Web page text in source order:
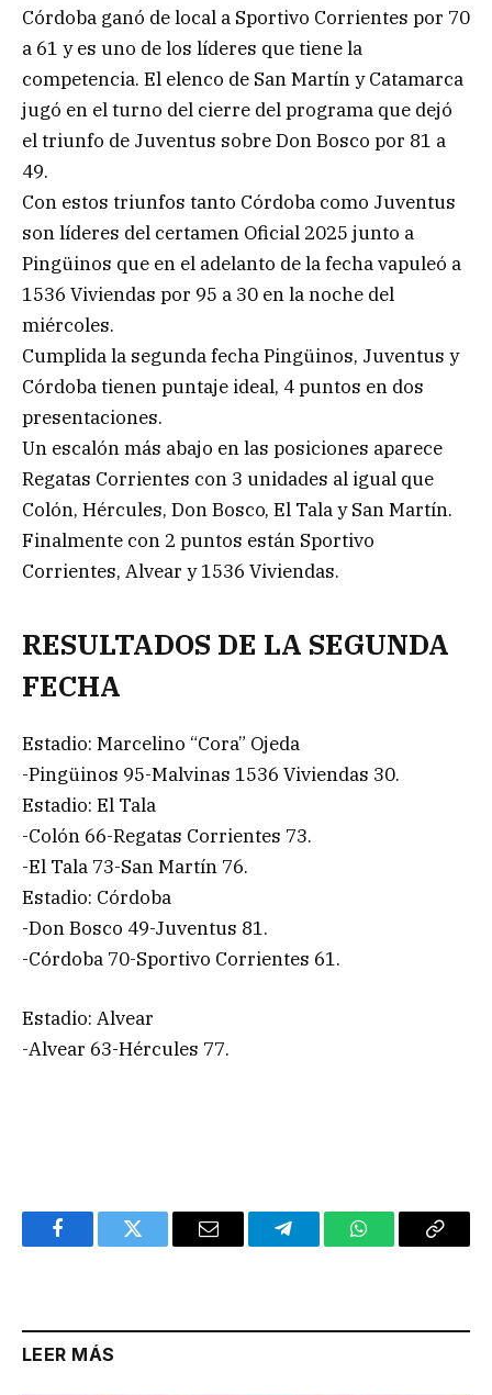
Córdoba ganó de local a Sportivo Corrientes por 70
a 61 y es uno de los líderes que tiene la
competencia. El elenco de San Martín y Catamarca
jugó en el turno del cierre del programa que dejó
el triunfo de Juventus sobre Don Bosco por 81 a
49.
Con estos triunfos tanto Córdoba como Juventus
son líderes del certamen Oficial 2025 junto a
Pingüinos que en el adelanto de la fecha vapuleó a
1536 Viviendas por 95 a 30 en la noche del
miércoles.
Cumplida la segunda fecha Pingüinos, Juventus y
Córdoba tienen puntaje ideal, 4 puntos en dos
presentaciones.
Un escalón más abajo en las posiciones aparece
Regatas Corrientes con 3 unidades al igual que
Colón, Hércules, Don Bosco, El Tala y San Martín.
Finalmente con 2 puntos están Sportivo
Corrientes, Alvear y 1536 Viviendas.
RESULTADOS DE LA SEGUNDA
FECHA
Estadio: Marcelino “Cora” Ojeda
-Pingüinos 95-Malvinas 1536 Viviendas 30.
Estadio: El Tala
-Colón 66-Regatas Corrientes 73.
-El Tala 73-San Martín 76.
Estadio: Córdoba
-Don Bosco 49-Juventus 81.
-Córdoba 70-Sportivo Corrientes 61.
Estadio: Alvear
-Alvear 63-Hércules 77.
FacebookTwitter Email TelegramWhatsAppCopy
LEER MÁS